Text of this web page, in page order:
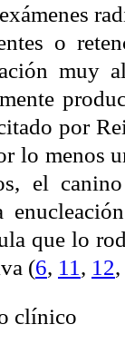
o
muy
por
lo menos
el
que lo
(6, 11 , 12,
clínico